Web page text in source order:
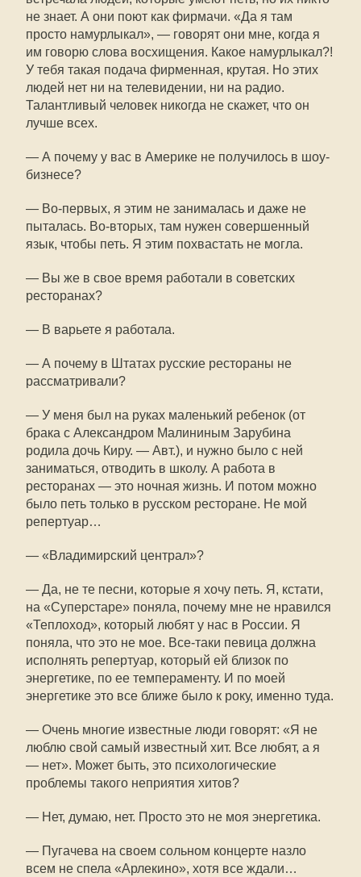
не знает. А они поют как фирмачи. «Да я там
просто намурлыкал», — говорят они мне, когда я
им говорю слова восхищения. Какое намурлыкал?!
У тебя такая подача фирменная, крутая. Но этих
людей нет ни на телевидении, ни на радио.
Талантливый человек никогда не скажет, что он
лучше всех.
— А почему у вас в Америке не получилось в шоу-
бизнесе?
— Во-первых, я этим не занималась и даже не
пыталась. Во-вторых, там нужен совершенный
язык, чтобы петь. Я этим похвастать не могла.
— Вы же в свое время работали в советских
ресторанах?
— В варьете я работала.
— А почему в Штатах русские рестораны не
рассматривали?
— У меня был на руках маленький ребенок (от
брака с Александром Малининым Зарубина
родила дочь Киру. — Авт.), и нужно было с ней
заниматься, отводить в школу. А работа в
ресторанах — это ночная жизнь. И потом можно
было петь только в русском ресторане. Не мой
репертуар…
— «Владимирский централ»?
— Да, не те песни, которые я хочу петь. Я, кстати,
на «Суперстаре» поняла, почему мне не нравился
«Теплоход», который любят у нас в России. Я
поняла, что это не мое. Все-таки певица должна
исполнять репертуар, который ей близок по
энергетике, по ее темпераменту. И по моей
энергетике это все ближе было к року, именно туда.
— Очень многие известные люди говорят: «Я не
люблю свой самый известный хит. Все любят, а я
— нет». Может быть, это психологические
проблемы такого неприятия хитов?
— Нет, думаю, нет. Просто это не моя энергетика.
— Пугачева на своем сольном концерте назло
всем не спела «Арлекино», хотя все ждали…